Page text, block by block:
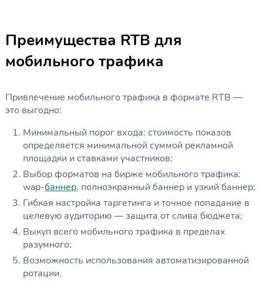
Преимущества RTB для
мобильного трафика
Привлечение мобильного трафика в формате RTB —
это выгодно:
Минимальный порог входа: стоимость показов
определяется минимальной суммой рекламной
площадки и ставками участников;
Выбор форматов на бирже мобильного трафика:
wap-баннер, полноэкранный баннер и узкий баннер;
Гибкая настройка таргетинга и точное попадание в
целевую аудиторию — защита от слива бюджета;
Выкуп всего мобильного трафика в пределах
разумного;
Возможность использования автоматизированной
ротации.